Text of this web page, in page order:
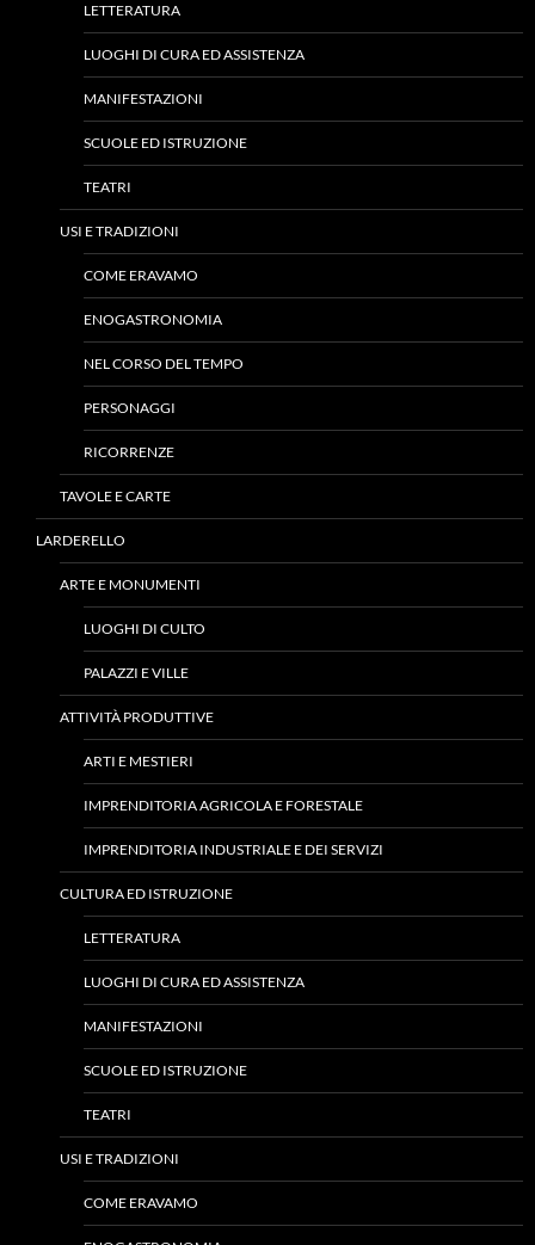
LETTERATURA
LUOGHI DI CURA ED ASSISTENZA
MANIFESTAZIONI
SCUOLE ED ISTRUZIONE
TEATRI
USI E TRADIZIONI
COME ERAVAMO
ENOGASTRONOMIA
NEL CORSO DEL TEMPO
PERSONAGGI
RICORRENZE
TAVOLE E CARTE
LARDERELLO
ARTE E MONUMENTI
LUOGHI DI CULTO
PALAZZI E VILLE
ATTIVITÀ PRODUTTIVE
ARTI E MESTIERI
IMPRENDITORIA AGRICOLA E FORESTALE
IMPRENDITORIA INDUSTRIALE E DEI SERVIZI
CULTURA ED ISTRUZIONE
LETTERATURA
LUOGHI DI CURA ED ASSISTENZA
MANIFESTAZIONI
SCUOLE ED ISTRUZIONE
TEATRI
USI E TRADIZIONI
COME ERAVAMO